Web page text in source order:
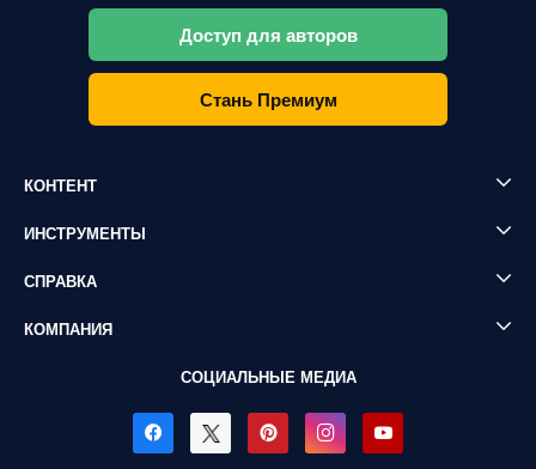
Доступ для авторов
Стань Премиум
КОНТЕНТ
ИНСТРУМЕНТЫ
СПРАВКА
КОМПАНИЯ
СОЦИАЛЬНЫЕ МЕДИА